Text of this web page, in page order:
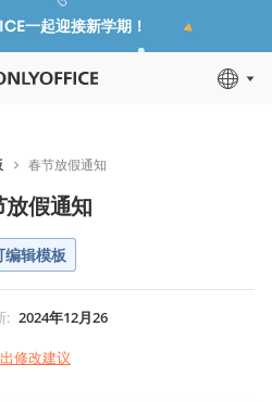
一起迎接新学期！
春节放假通知
放假通知
编辑模板
: 2024年12月26
修改建议